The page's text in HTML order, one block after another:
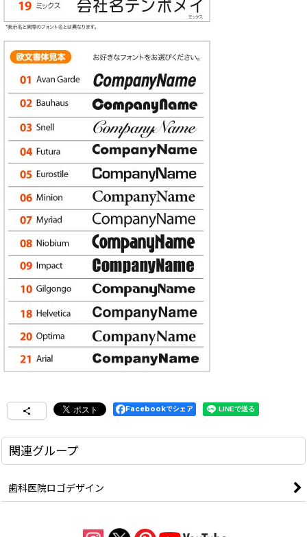
Facebookでシェア
関連グループ
歯科医院ロゴデザイン